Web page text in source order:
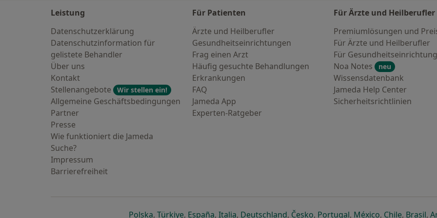
Leistung
Datenschutzerklärung
Datenschutzinformation für
gelistete Behandler
Über uns
Kontakt
Stellenangebote
Wir stellen ein!
Allgemeine Geschäftsbedingungen
Partner
Presse
Wie funktioniert die Jameda
Suche?
Impressum
Barrierefreiheit
Für Patienten
Ärzte und Heilberufler
Gesundheitseinrichtungen
Frag einen Arzt
Häufig gesuchte Behandlungen
Erkrankungen
FAQ
Jameda App
Experten-Ratgeber
Für Ärzte und Heilberufler
Premiumlösungen und
Für Ärzte und Heilberufler
Für
Noa Notes
neu
Wissensdatenbank
Jameda Help Center
Sicherheitsrichtlinien
Polskaöffnet in einer neuen Registerkarte
, Türkiyeöffnet in einer neuen Registerkarte
, Españaöffnet in einer neuen Registerkarte
, Italiaöffnet in einer neuen Registerkarte
, Deutschlandöffnet in einer neuen Registerkarte
, Českoöffnet in einer neuen
, Portugalöffnet in einer neuen
, Méxicoöffnet in einer
, Chileöffnet in
, Brasil,